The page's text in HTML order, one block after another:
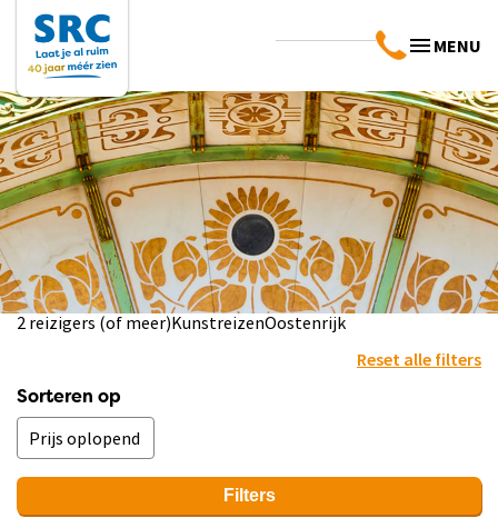
MENU
2 reizigers (of meer)KunstreizenOostenrijk
Reset alle filters
Sorteren op
Filters